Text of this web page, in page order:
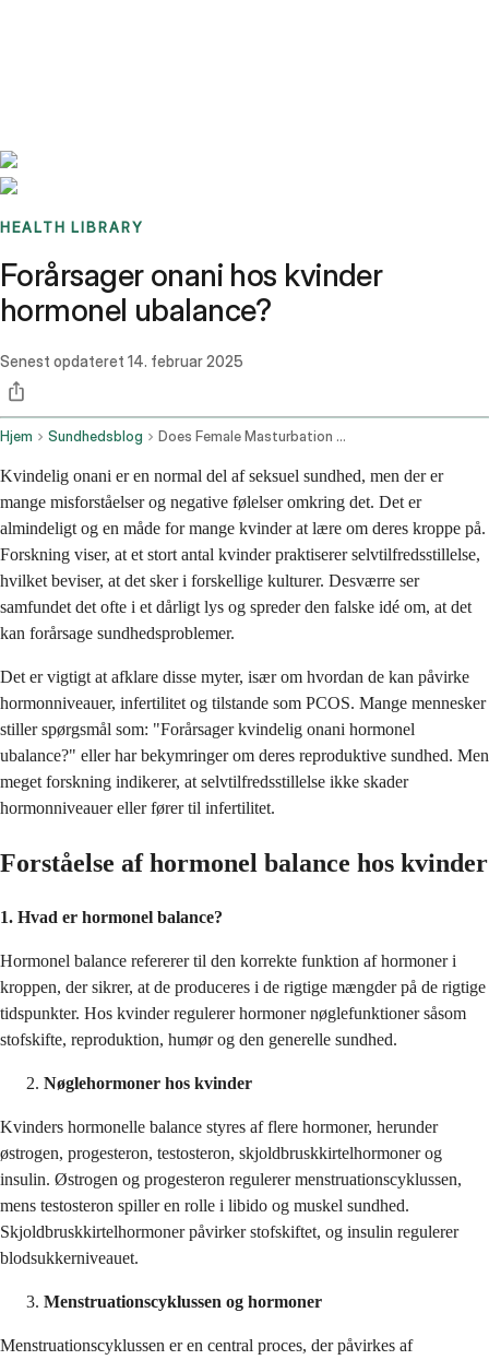
HEALTH LIBRARY
Forårsager onani hos kvinder
hormonel ubalance?
Senest opdateret 14. februar 2025
Hjem Sundhedsblog Does Female Masturbation Cause Hormonal Imbalance
Kvindelig onani er en normal del af seksuel sundhed, men der er
mange misforståelser og negative følelser omkring det. Det er
almindeligt og en måde for mange kvinder at lære om deres kroppe på.
Forskning viser, at et stort antal kvinder praktiserer selvtilfredsstillelse,
hvilket beviser, at det sker i forskellige kulturer. Desværre ser
samfundet det ofte i et dårligt lys og spreder den falske idé om, at det
kan forårsage sundhedsproblemer.
Det er vigtigt at afklare disse myter, især om hvordan de kan påvirke
hormonniveauer, infertilitet og tilstande som PCOS. Mange mennesker
stiller spørgsmål som: "Forårsager kvindelig onani hormonel
ubalance?" eller har bekymringer om deres reproduktive sundhed. Men
meget forskning indikerer, at selvtilfredsstillelse ikke skader
hormonniveauer eller fører til infertilitet.
Forståelse af hormonel balance hos kvinder
1. Hvad er hormonel balance?
Hormonel balance refererer til den korrekte funktion af hormoner i
kroppen, der sikrer, at de produceres i de rigtige mængder på de rigtige
tidspunkter. Hos kvinder regulerer hormoner nøglefunktioner såsom
stofskifte, reproduktion, humør og den generelle sundhed.
Nøglehormoner hos kvinder
Kvinders hormonelle balance styres af flere hormoner, herunder
østrogen, progesteron, testosteron, skjoldbruskkirtelhormoner og
insulin. Østrogen og progesteron regulerer menstruationscyklussen,
mens testosteron spiller en rolle i libido og muskel sundhed.
Skjoldbruskkirtelhormoner påvirker stofskiftet, og insulin regulerer
blodsukkerniveauet.
Menstruationscyklussen og hormoner
Menstruationscyklussen er en central proces, der påvirkes af